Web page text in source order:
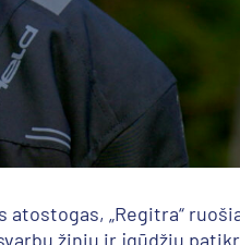
„Regitra“
žinių ir įgūdžių